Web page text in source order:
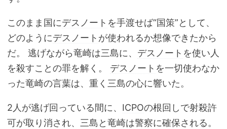
このまま国にデスノート を手渡せば“国策”として、
どのようにデスノート が使われるか想像できたから
だ。 逃げながら竜崎は三島に、 デスノート を使い人
を殺すことの罪を解く。 デスノート を一切使わなか
った竜崎の言葉は、重く三島の心に響いた。
2人が逃げ回っている間に、 ICPOの根回しで射殺許
可が取り消され、三島と竜崎は警察に確保される。